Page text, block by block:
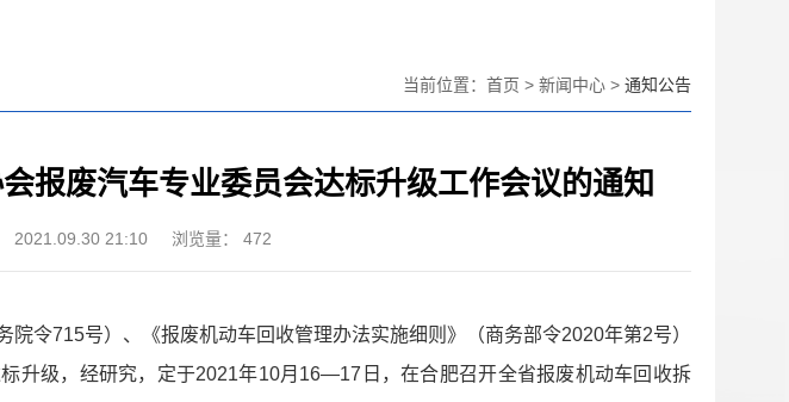
当前位置： 首页 > 新闻中心 > 通知公告
报废汽车专业委员会达标升级工作会议的通知
2021.09.30 21:10 浏览量： 472
院令715号）、《报废机动车回收管理办法实施细则》（商务部令2020年第2号）
升级，经研究，定于2021年10月16—17日，在合肥召开全省报废机动车回收拆